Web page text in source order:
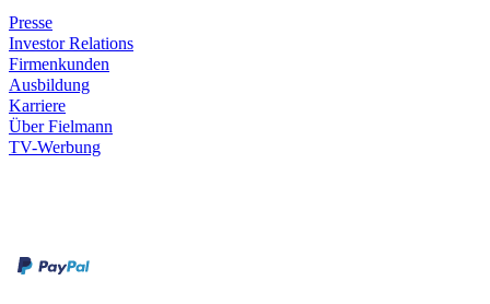
Presse
Investor Relations
Firmenkunden
Ausbildung
Karriere
Über Fielmann
TV-Werbung